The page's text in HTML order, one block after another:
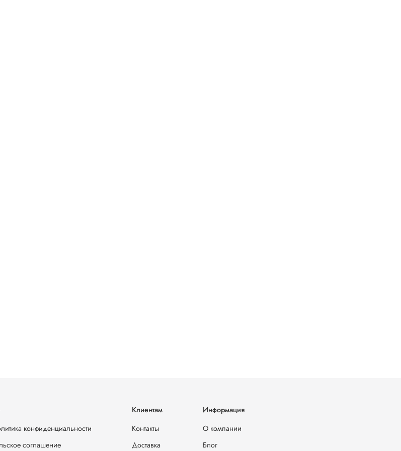
конфиденциальности
соглашение
Клиентам
Контакты
Доставка
Информация
О компании
Блог